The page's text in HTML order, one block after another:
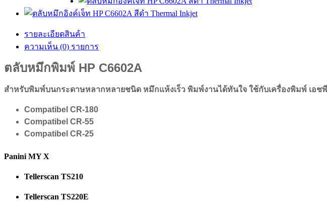
รายละเอียดสินค้า
ความเห็น (0) รายการ
ตลับหมึกพิมพ์ HP C6602A
สำหรับพิมพ์บนกระดาษหลากหลายชนิด หมึกแห้งเร็ว พิมพ์งานได้ทันใจ ใช้กับเครื่องพิมพ์ เอชพี
Compatibel CR-180
Compatibel CR-55
Compatibel CR-25
Panini MY X
Tellerscan TS210
Tellerscan TS220E